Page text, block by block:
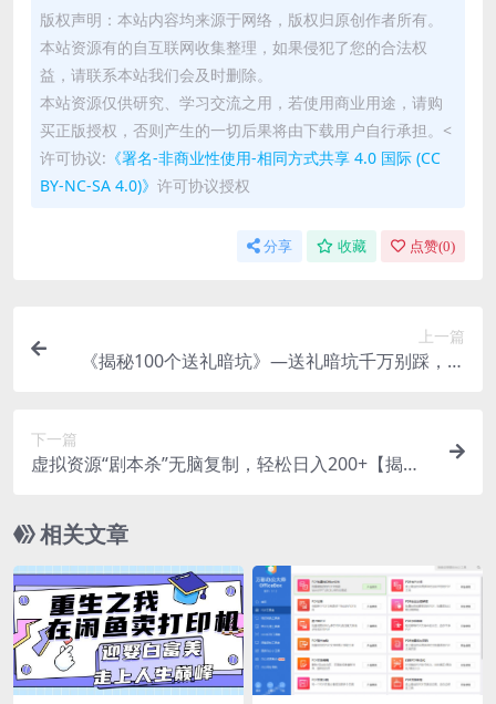
版权声明：本站内容均来源于网络，版权归原创作者所有。
本站资源有的自互联网收集整理，如果侵犯了您的合法权
益，请联系本站我们会及时删除。
本站资源仅供研究、学习交流之用，若使用商业用途，请购
买正版授权，否则产生的一切后果将由下载用户自行承担。<
许可协议: 《署名-非商业性使用-相同方式共享 4.0 国际 (CC
BY-NC-SA 4.0)》 许可协议授权
分享 收藏 点赞(0)
上一篇
《揭秘100个送礼暗坑》—送礼暗坑千万别踩，不
下一篇
虚拟资源“剧本杀”无脑复制，轻松日入200+【揭
相关文章